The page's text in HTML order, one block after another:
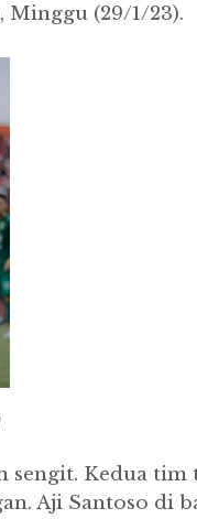
Minggu (29/1/23).
sengit. Kedua
Aji Santoso di